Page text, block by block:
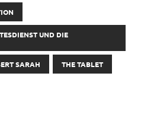
UND DIE
SARAH THE TABLET